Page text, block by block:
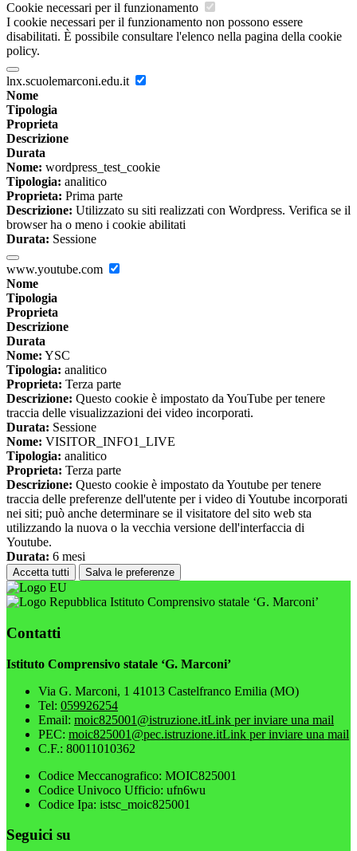
Cookie necessari per il funzionamento
I cookie necessari per il funzionamento non possono essere
disabilitati. È possibile consultare l'elenco nella pagina della cookie
policy.
lnx.scuolemarconi.edu.it
Nome
Tipologia
Proprieta
Descrizione
Durata
Nome: wordpress_test_cookie
Tipologia: analitico
Proprieta: Prima parte
Descrizione: Utilizzato su siti realizzati con Wordpress. Verifica se il
browser ha o meno i cookie abilitati
Durata: Sessione
www.youtube.com
Nome
Tipologia
Proprieta
Descrizione
Durata
Nome: YSC
Tipologia: analitico
Proprieta: Terza parte
Descrizione: Questo cookie è impostato da YouTube per tenere
traccia delle visualizzazioni dei video incorporati.
Durata: Sessione
Nome: VISITOR_INFO1_LIVE
Tipologia: analitico
Proprieta: Terza parte
Descrizione: Questo cookie è impostato da Youtube per tenere
traccia delle preferenze dell'utente per i video di Youtube incorporati
nei siti; può anche determinare se il visitatore del sito web sta
utilizzando la nuova o la vecchia versione dell'interfaccia di
Youtube.
Durata: 6 mesi
Accetta tutti Salva le preferenze
Istituto Comprensivo statale ‘G. Marconi’
Contatti
Istituto Comprensivo statale ‘G. Marconi’
Via G. Marconi, 1 41013 Castelfranco Emilia (MO)
Tel: 059926254
Email: moic825001@istruzione.itLink per inviare una mail
PEC: moic825001@pec.istruzione.itLink per inviare una mail
C.F.: 80011010362
Codice Meccanografico: MOIC825001
Codice Univoco Ufficio: ufn6wu
Codice Ipa: istsc_moic825001
Seguici su